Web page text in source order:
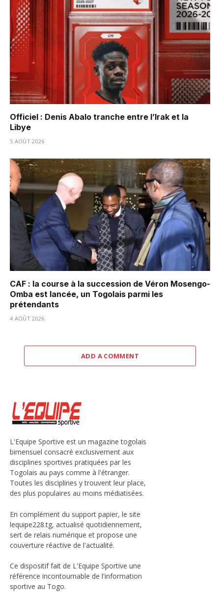
Officiel : Denis Abalo tranche entre l’Irak et la
Libye
5 AOÛT 2026
CAF : la course à la succession de Véron Mosengo-
Omba est lancée, un Togolais parmi les
prétendants
4 AOÛT 2026
ADD A COMMENT
L'Equipe Sportive est un magazine togolais
bimensuel consacré exclusivement aux
disciplines sportives pratiquées par les
Togolais au pays comme à l'étranger.
Toutes les disciplines y trouvent leur place,
des plus populaires au moins médiatisées.
En complément du support papier, le site
lequipe228.tg, actualisé quotidiennement,
sert de relais numérique et propose une
couverture réactive de l'actualité.
Ce dispositif fait de L'Equipe Sportive une
référence incontournable de l'information
sportive au Togo.